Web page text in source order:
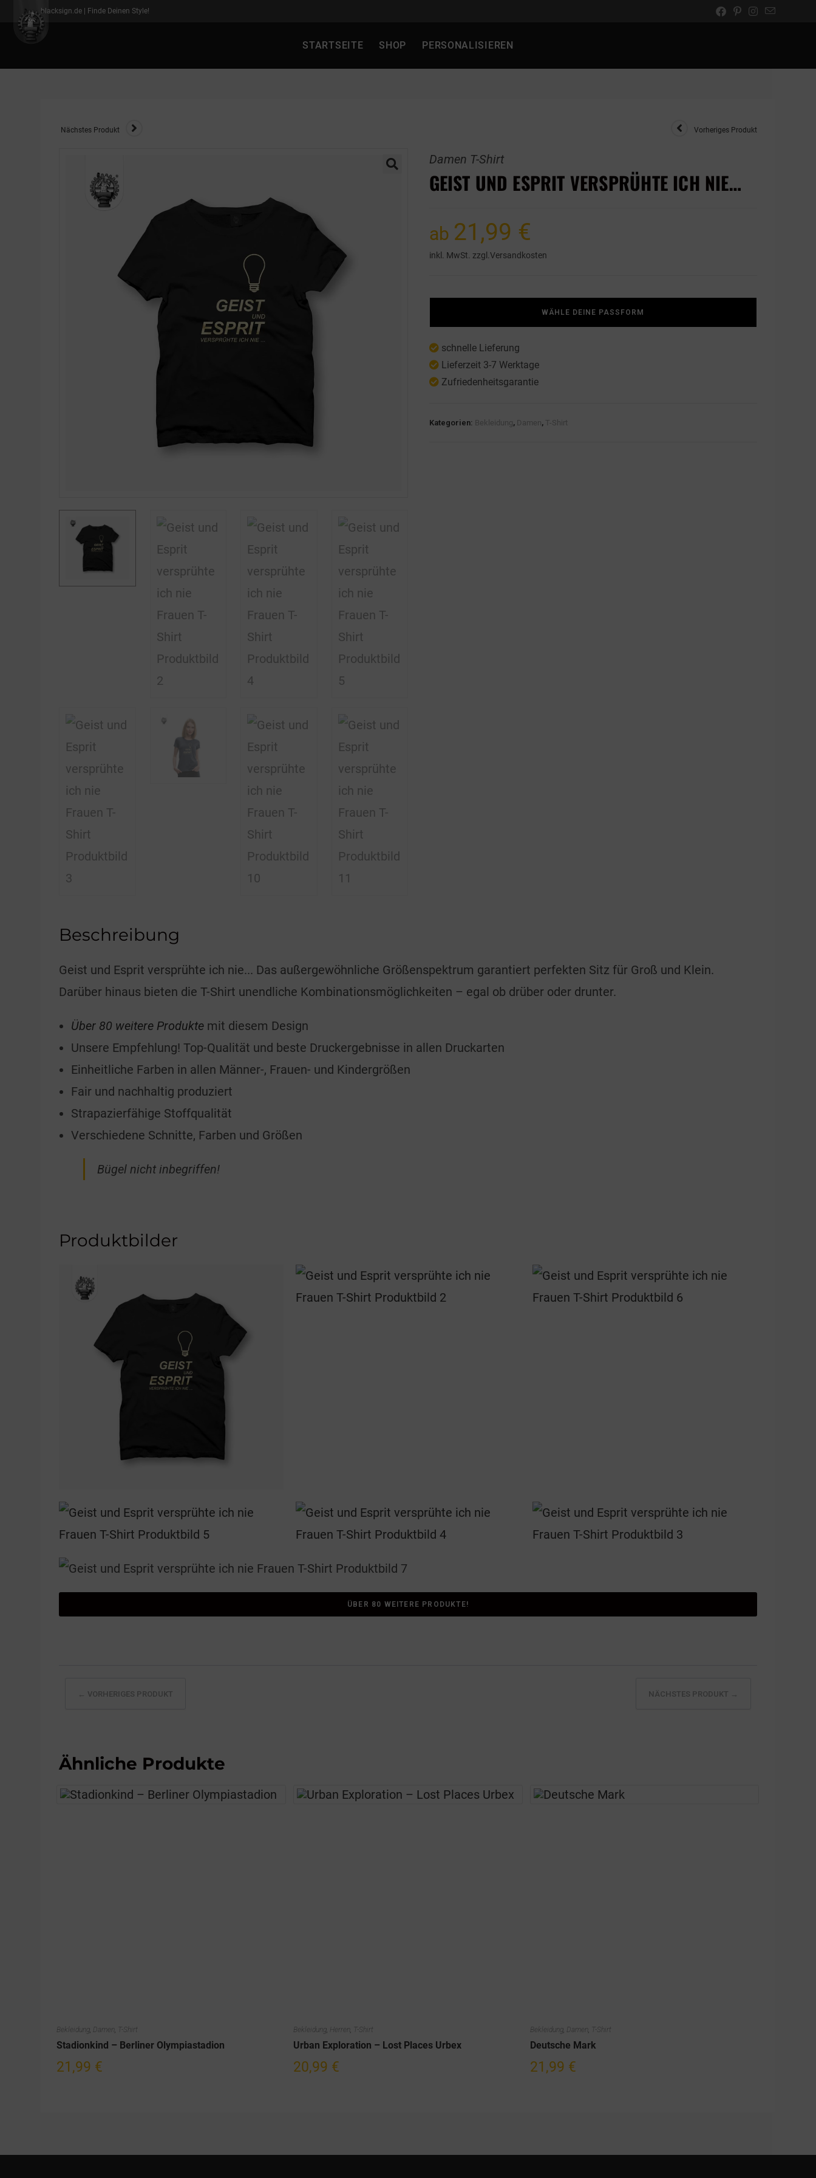
blacksign.de | Finde Deinen Style!
STARTSEITE SHOP PERSONALISIEREN
Vorheriges Produkt
Nächstes Produkt
Damen T-Shirt
GEIST UND ESPRIT VERSPRÜHTE ICH NIE…
ab 21,99 €
inkl. MwSt. zzgl. Versandkosten
WÄHLE DEINE PASSFORM
schnelle Lieferung
Lieferzeit 3-7 Werktage
Zufriedenheitsgarantie
Kategorien: Bekleidung, Damen, T-Shirt
Beschreibung
Geist und Esprit versprühte ich nie... Das außergewöhnliche Größenspektrum garantiert perfekten Sitz für Groß und Klein.
Darüber hinaus bieten die T-Shirt unendliche Kombinationsmöglichkeiten – egal ob drüber oder drunter.
Über 80 weitere Produkte mit diesem Design
Unsere Empfehlung! Top-Qualität und beste Druckergebnisse in allen Druckarten
Einheitliche Farben in allen Männer-, Frauen- und Kindergrößen
Fair und nachhaltig produziert
Strapazierfähige Stoffqualität
Verschiedene Schnitte, Farben und Größen
Bügel nicht inbegriffen!
Produktbilder
ÜBER 80 WEITERE PRODUKTE!
← VORHERIGES PRODUKT NÄCHSTES PRODUKT →
Ähnliche Produkte
Bekleidung, Damen, T-Shirt
Stadionkind – Berliner Olympiastadion
21,99 €
Bekleidung, Herren, T-Shirt
Urban Exploration – Lost Places Urbex
20,99 €
Bekleidung, Damen, T-Shirt
Deutsche Mark
21,99 €